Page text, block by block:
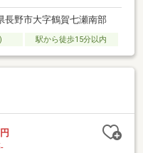
長野市大字鶴賀七瀬南部
駅から徒歩15分以内